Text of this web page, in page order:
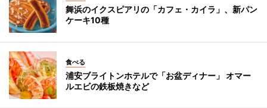
舞浜のイクスピアリの「カフェ・カイラ」、新パン
ケーキ10種
食べる
浦安ブライトンホテルで「お盆ディナー」 オマー
ルエビの鉄板焼きなど